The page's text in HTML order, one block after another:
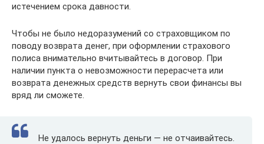
истечением срока давности.
Чтобы не было недоразумений со страховщиком по
поводу возврата денег, при оформлении страхового
полиса внимательно вчитывайтесь в договор. При
наличии пункта о невозможности перерасчета или
возврата денежных средств вернуть свои финансы вы
вряд ли сможете.
Не удалось вернуть деньги — не отчаивайтесь.